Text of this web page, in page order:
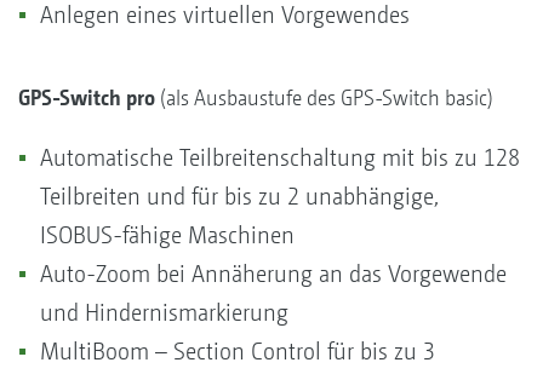
Anlegen eines virtuellen Vorgewendes
GPS-Switch pro (als Ausbaustufe des GPS-Switch basic)
Automatische Teilbreitenschaltung mit bis zu 128
Teilbreiten und für bis zu 2 unabhängige,
ISOBUS-fähige Maschinen
Auto-Zoom bei Annäherung an das Vorgewende
und Hindernismarkierung
MultiBoom – Section Control für bis zu 3